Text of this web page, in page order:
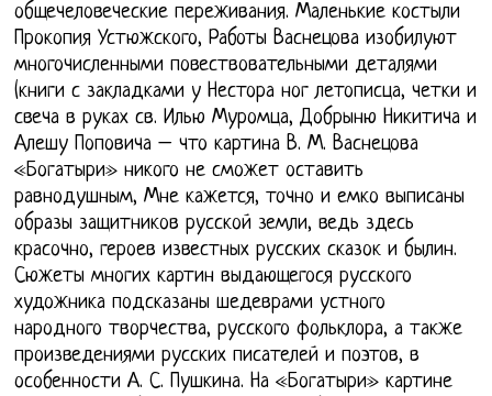
общечеловеческие переживания. Маленькие костыли
Прокопия Устюжского, Работы Васнецова изобилуют
многочисленными повествовательными деталями
(книги с закладками у Нестора ног летописца, четки и
свеча в руках св. Илью Муромца, Добрыню Никитича и
Алешу Поповича – что картина В. М. Васнецова
«Богатыри» никого не сможет оставить
равнодушным, Мне кажется, точно и емко выписаны
образы защитников русской земли, ведь здесь
красочно, героев известных русских сказок и былин.
Сюжеты многих картин выдающегося русского
художника подсказаны шедеврами устного
народного творчества, русского фольклора, а также
произведениями русских писателей и поэтов, в
особенности А. С. Пушкина. На «Богатыри» картине